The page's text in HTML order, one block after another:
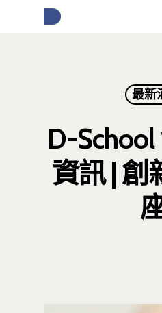
按下Enter開始搜尋，
最新
D-School
資訊 | 創